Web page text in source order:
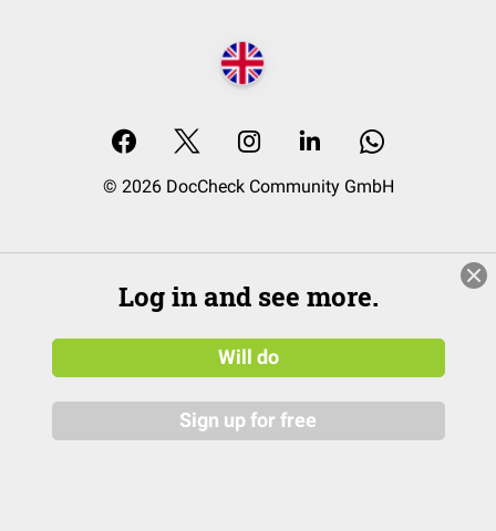
© 2026 DocCheck Community GmbH
Log in and see more.
Will do
Sign up for free